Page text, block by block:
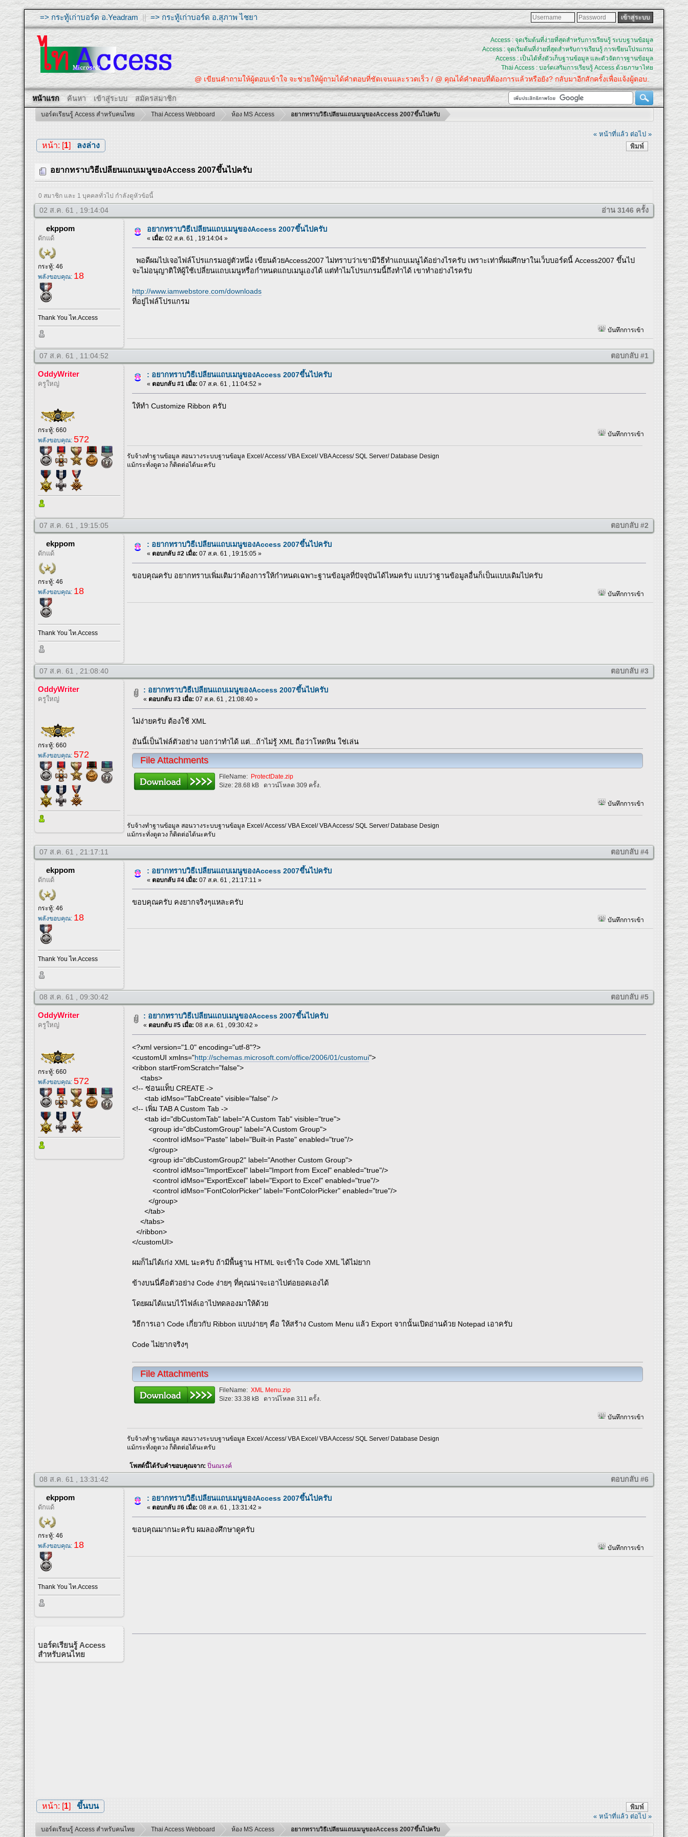
=> กระทู้เก่าบอร์ด อ.Yeadram ||=> กระทู้เก่าบอร์ด อ.สุภาพ ไชยา
Access : จุดเริ่มต้นที่ง่ายที่สุดสำหรับการเรียนรู้ ระบบฐานข้อมูล
Access : จุดเริ่มต้นที่ง่ายที่สุดสำหรับการเรียนรู้ การเขียนโปรแกรม
Access : เป็นได้ทั้งตัวเก็บฐานข้อมูล และตัวจัดการฐานข้อมูล
Thai Access : บอร์ดเสริมการเรียนรู้ Access ด้วยภาษาไทย
@ เขียนคำถามให้ผู้ตอบเข้าใจ จะช่วยให้ผู้ถามได้คำตอบที่ชัดเจนและรวดเร็ว / @ คุณได้คำตอบที่ต้องการแล้วหรือยัง? กลับมาอีกสักครั้งเพื่อแจ้งผู้ตอบ.
หน้าแรก ค้นหา เข้าสู่ระบบ สมัครสมาชิก
บอร์ดเรียนรู้ Access สำหรับคนไทย Thai Access Webboard ห้อง MS Access อยากทราบวิธีเปลียนแถบเมนูของAccess 2007ขึ้นไปครับ
« หน้าที่แล้ว ต่อไป »
พิมพ์
หน้า: [1] ลงล่าง
อยากทราบวิธีเปลียนแถบเมนูของAccess 2007ขึ้นไปครับ
0 สมาชิก และ 1 บุคคลทั่วไป กำลังดูหัวข้อนี้
02 ส.ค. 61 , 19:14:04 อ่าน 3146 ครั้ง
ekppom
ดักแด้
กระทู้: 46
พลังขอบคุณ: 18
Thank You ไท.Access
อยากทราบวิธีเปลียนแถบเมนูของAccess 2007ขึ้นไปครับ
« เมื่อ: 02 ส.ค. 61 , 19:14:04 »
พอดีผมไปเจอไฟล์โปรแกรมอยู่ตัวหนึ่ง เขียนด้วยAccess2007 ไม่ทราบว่าเขามีวิธีทำแถบเมนูได้อย่างไรครับ เพราะเท่าที่ผมศึกษาในเว็บบอร์ดนี้ Access2007 ขึ้นไป
จะไม่อนุญาติให้ผู้ใช้เปลี่ยนแถบเมนูหรือกำหนดแถบเมนูเองได้ แต่ทำไมโปรแกรมนี้ถึงทำได้ เขาทำอย่างไรครับ
http://www.iamwebstore.com/downloads
ที่อยู่ไฟล์โปรแกรม
บันทึกการเข้า
07 ส.ค. 61 , 11:04:52 ตอบกลับ #1
OddyWriter
ครูใหญ่
กระทู้: 660
พลังขอบคุณ:572
: อยากทราบวิธีเปลียนแถบเมนูของAccess 2007ขึ้นไปครับ
« ตอบกลับ #1 เมื่อ: 07 ส.ค. 61 , 11:04:52 »
ให้ทำ Customize Ribbon ครับ
บันทึกการเข้า
รับจ้างทำฐานข้อมูล สอนวางระบบฐานข้อมูล Excel/ Access/ VBA Excel/ VBA Access/ SQL Server/ Database Design
แม้กระทั่งดูดวง ก็ติดต่อได้นะครับ
07 ส.ค. 61 , 19:15:05 ตอบกลับ #2
ekppom
ดักแด้
กระทู้: 46
พลังขอบคุณ: 18
Thank You ไท.Access
: อยากทราบวิธีเปลียนแถบเมนูของAccess 2007ขึ้นไปครับ
« ตอบกลับ #2 เมื่อ: 07 ส.ค. 61 , 19:15:05 »
ขอบคุณครับ อยากทราบเพิ่มเติมว่าต้องการให้กำหนดเฉพาะฐานข้อมูลที่ปัจจุบันได้ไหมครับ แบบว่าฐานข้อมูลอื่นก็เป็นแบบเดิมไปครับ
บันทึกการเข้า
07 ส.ค. 61 , 21:08:40 ตอบกลับ #3
OddyWriter
ครูใหญ่
กระทู้: 660
พลังขอบคุณ:572
: อยากทราบวิธีเปลียนแถบเมนูของAccess 2007ขึ้นไปครับ
« ตอบกลับ #3 เมื่อ: 07 ส.ค. 61 , 21:08:40 »
ไม่ง่ายครับ ต้องใช้ XML
อันนี้เป็นไฟล์ตัวอย่าง บอกว่าทำได้ แต่...ถ้าไม่รู้ XML ถือว่าโหดหิน ใช่เล่น
File Attachments
FileName: ProtectDate.zip
Size:28.68 kB ดาวน์โหลด 309 ครั้ง.
บันทึกการเข้า
รับจ้างทำฐานข้อมูล สอนวางระบบฐานข้อมูล Excel/ Access/ VBA Excel/ VBA Access/ SQL Server/ Database Design
แม้กระทั่งดูดวง ก็ติดต่อได้นะครับ
07 ส.ค. 61 , 21:17:11 ตอบกลับ #4
ekppom
ดักแด้
กระทู้: 46
พลังขอบคุณ: 18
Thank You ไท.Access
: อยากทราบวิธีเปลียนแถบเมนูของAccess 2007ขึ้นไปครับ
« ตอบกลับ #4 เมื่อ: 07 ส.ค. 61 , 21:17:11 »
ขอบคุณครับ คงยากจริงๆแหละครับ
บันทึกการเข้า
08 ส.ค. 61 , 09:30:42 ตอบกลับ #5
OddyWriter
ครูใหญ่
กระทู้: 660
พลังขอบคุณ:572
: อยากทราบวิธีเปลียนแถบเมนูของAccess 2007ขึ้นไปครับ
« ตอบกลับ #5 เมื่อ: 08 ส.ค. 61 , 09:30:42 »
<?xml version="1.0" encoding="utf-8"?>
<customUI xmlns="http://schemas.microsoft.com/office/2006/01/customui">
<ribbon startFromScratch="false">
<tabs>
<!-- ซ่อนแท็บ CREATE ->
<tab idMso="TabCreate" visible="false" />
<!-- เพิ่ม TAB A Custom Tab ->
<tab id="dbCustomTab" label="A Custom Tab" visible="true">
<group id="dbCustomGroup" label="A Custom Group">
<control idMso="Paste" label="Built-in Paste" enabled="true"/>
</group>
<group id="dbCustomGroup2" label="Another Custom Group">
<control idMso="ImportExcel" label="Import from Excel" enabled="true"/>
<control idMso="ExportExcel" label="Export to Excel" enabled="true"/>
<control idMso="FontColorPicker" label="FontColorPicker" enabled="true"/>
</group>
</tab>
</tabs>
</ribbon>
</customUI>
ผมก็ไม่ได้เก่ง XML นะครับ ถ้ามีพื้นฐาน HTML จะเข้าใจ Code XML ได้ไม่ยาก
ข้างบนนี่คือตัวอย่าง Code ง่ายๆ ที่คุณน่าจะเอาไปต่อยอดเองได้
โดยผมได้แนบไว้ไฟล์เอาไปทดลองมาให้ด้วย
วิธีการเอา Code เกี่ยวกับ Ribbon แบบง่ายๆ คือ ให้สร้าง Custom Menu แล้ว Export จากนั้นเปิดอ่านด้วย Notepad เอาครับ
Code ไม่ยากจริงๆ
File Attachments
FileName:XML Menu.zip
Size:33.38 kB ดาวน์โหลด 311 ครั้ง.
บันทึกการเข้า
รับจ้างทำฐานข้อมูล สอนวางระบบฐานข้อมูล Excel/ Access/ VBA Excel/ VBA Access/ SQL Server/ Database Design
แม้กระทั่งดูดวง ก็ติดต่อได้นะครับ
โพสต์นี้ได้รับคำขอบคุณจาก:ปิ่นณรงค์
08 ส.ค. 61 , 13:31:42 ตอบกลับ #6
ekppom
ดักแด้
กระทู้: 46
พลังขอบคุณ: 18
Thank You ไท.Access
: อยากทราบวิธีเปลียนแถบเมนูของAccess 2007ขึ้นไปครับ
« ตอบกลับ #6 เมื่อ: 08 ส.ค. 61 , 13:31:42 »
ขอบคุณมากนะครับ ผมลองศึกษาดูครับ
บันทึกการเข้า
บอร์ดเรียนรู้ Access
สำหรับคนไทย
พิมพ์
หน้า: [1] ขึ้นบน
« หน้าที่แล้ว ต่อไป »
บอร์ดเรียนรู้ Access สำหรับคนไทย Thai Access Webboard ห้อง MS Access อยากทราบวิธีเปลียนแถบเมนูของAccess 2007ขึ้นไปครับ